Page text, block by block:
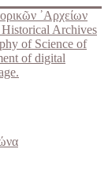
Archives
of Science of
of digital